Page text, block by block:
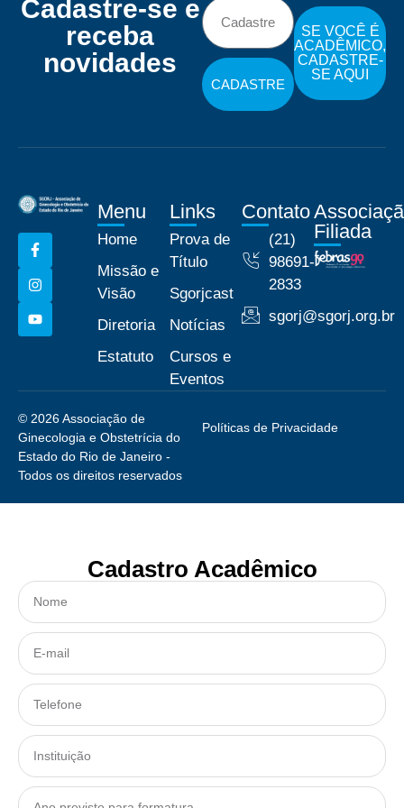
Cadastre-se e
receba
novidades
CADASTRE
SE VOCÊ É
ACADÊMICO,
CADASTRE-
SE AQUI
Menu
Home
Missão e
Visão
Diretoria
Estatuto
Links
Prova de
Título
Sgorjcast
Notícias
Cursos e
Eventos
Contato
(21)
98691-
2833
sgorj@sgorj.org.br
Filiada
© 2026 Associação de
Ginecologia e Obstetrícia do
Estado do Rio de Janeiro -
Todos os direitos reservados
Políticas de Privacidade
Cadastro Acadêmico